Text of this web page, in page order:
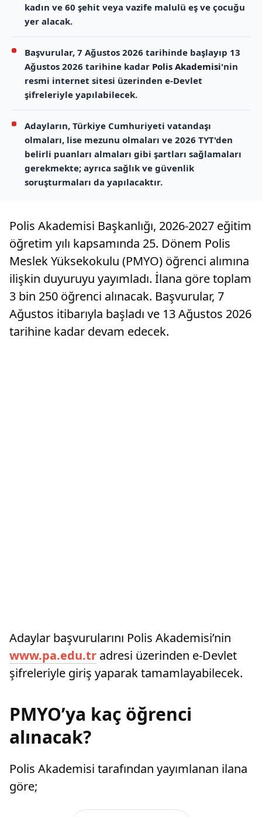
kadın ve 60 şehit veya vazife malulü eş ve çocuğu
yer alacak.
Başvurular, 7 Ağustos 2026 tarihinde başlayıp 13
Ağustos 2026 tarihine kadar Polis Akademisi'nin
resmi internet sitesi üzerinden e-Devlet
şifreleriyle yapılabilecek.
Adayların, Türkiye Cumhuriyeti vatandaşı
olmaları, lise mezunu olmaları ve 2026 TYT'den
belirli puanları almaları gibi şartları sağlamaları
gerekmekte; ayrıca sağlık ve güvenlik
soruşturmaları da yapılacaktır.
Polis Akademisi Başkanlığı, 2026-2027 eğitim
öğretim yılı kapsamında 25. Dönem Polis
Meslek Yüksekokulu (PMYO) öğrenci alımına
ilişkin duyuruyu yayımladı. İlana göre toplam
3 bin 250 öğrenci alınacak. Başvurular, 7
Ağustos itibarıyla başladı ve 13 Ağustos 2026
tarihine kadar devam edecek.
Adaylar başvurularını Polis Akademisi’nin
www.pa.edu.tr adresi üzerinden e-Devlet
şifreleriyle giriş yaparak tamamlayabilecek.
PMYO’ya kaç öğrenci
alınacak?
Polis Akademisi tarafından yayımlanan ilana
göre;